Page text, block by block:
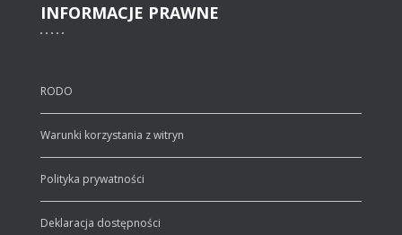
INFORMACJE PRAWNE
RODO
Warunki korzystania z witryn
Polityka prywatności
Deklaracja dostępności